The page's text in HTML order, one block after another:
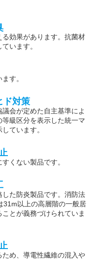
効果があります。抗菌材
います。
す。
ド対策
会が定めた自主基準によ
級区分を表示した統一マ
ています。
くない製品です。
た防炎製品です。消防法
31m以上の高層階の一般居
とが義務づけられていま
め、導電性繊維の混入や